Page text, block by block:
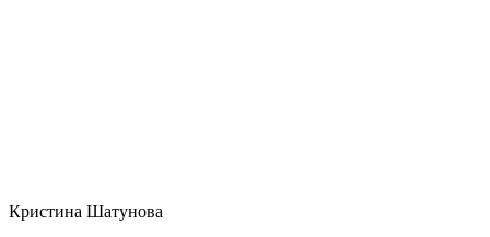
Кристина Шатунова